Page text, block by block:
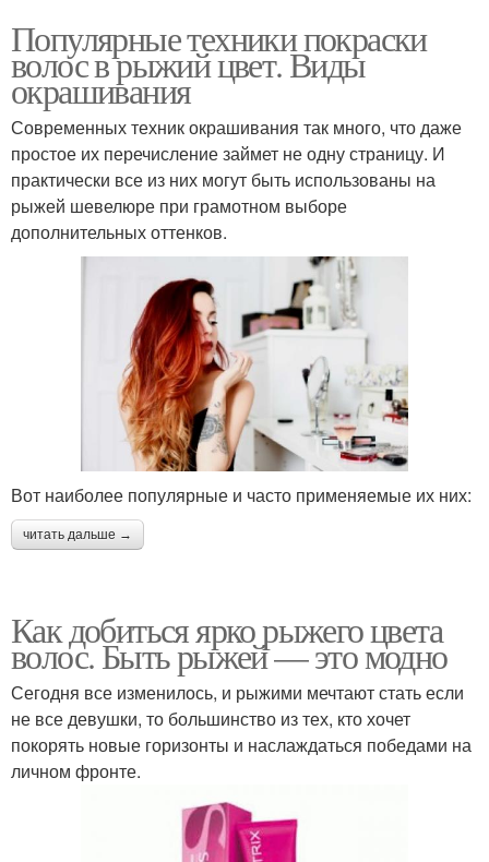
Популярные техники покраски
волос в рыжий цвет. Виды
окрашивания
Современных техник окрашивания так много, что даже
простое их перечисление займет не одну страницу. И
практически все из них могут быть использованы на
рыжей шевелюре при грамотном выборе
дополнительных оттенков.
Вот наиболее популярные и часто применяемые их них:
читать дальше →
Как добиться ярко рыжего цвета
волос. Быть рыжей — это модно
Сегодня все изменилось, и рыжими мечтают стать если
не все девушки, то большинство из тех, кто хочет
покорять новые горизонты и наслаждаться победами на
личном фронте.